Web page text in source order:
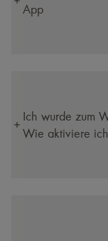
App
Ich wurde zum
Wie aktiviere